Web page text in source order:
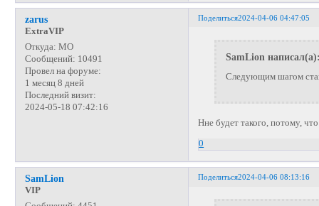
Поделиться2024-04-06 04:47:05
zarus
ExtraVIP
Откуда: МО
Сообщений: 10491
Провел на форуме:
1 месяц 8 дней
Последний визит:
2024-05-18 07:42:16
SamLion
Следующим шагом
Нне будет такого, потому,
0
Поделиться2024-04-06 08:13:16
SamLion
VIP